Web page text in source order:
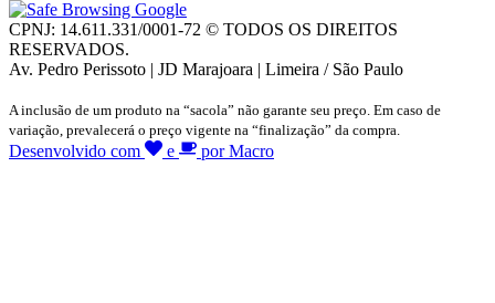
CPNJ: 14.611.331/0001-72 © TODOS OS DIREITOS
RESERVADOS.
Av. Pedro Perissoto | JD Marajoara | Limeira / São Paulo
A inclusão de um produto na “sacola” não garante seu preço. Em caso de
variação, prevalecerá o preço vigente na “finalização” da compra.
Desenvolvido com e por Macro